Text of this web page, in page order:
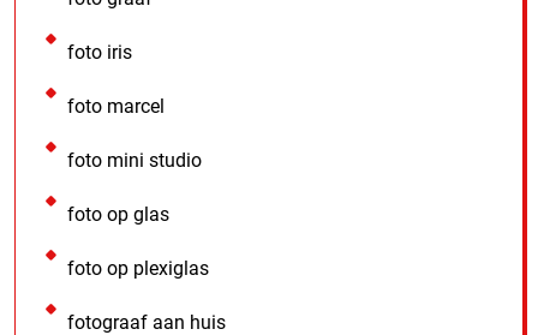
foto iris
foto marcel
foto mini studio
foto op glas
foto op plexiglas
fotograaf aan huis